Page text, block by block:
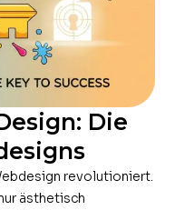
Die
revolutioniert.
ästhetisch